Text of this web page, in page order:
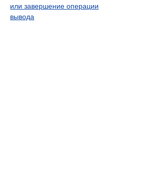
или завершение операции
вывода